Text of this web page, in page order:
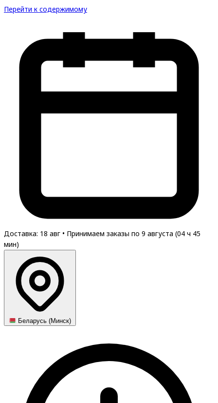
Перейти к содержимому
Доставка: 18 авг • Принимаем заказы по 9 августа (04 ч 45
мин)
Беларусь (Минск)